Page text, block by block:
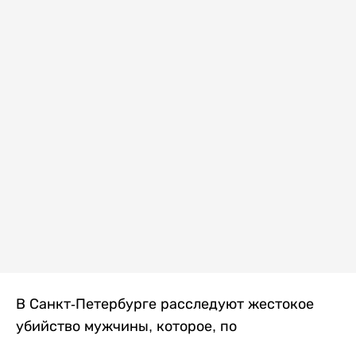
В Санкт-Петербурге расследуют жестокое
убийство мужчины, которое, по